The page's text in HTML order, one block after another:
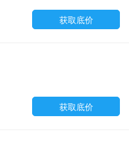
获取底价
获取底价